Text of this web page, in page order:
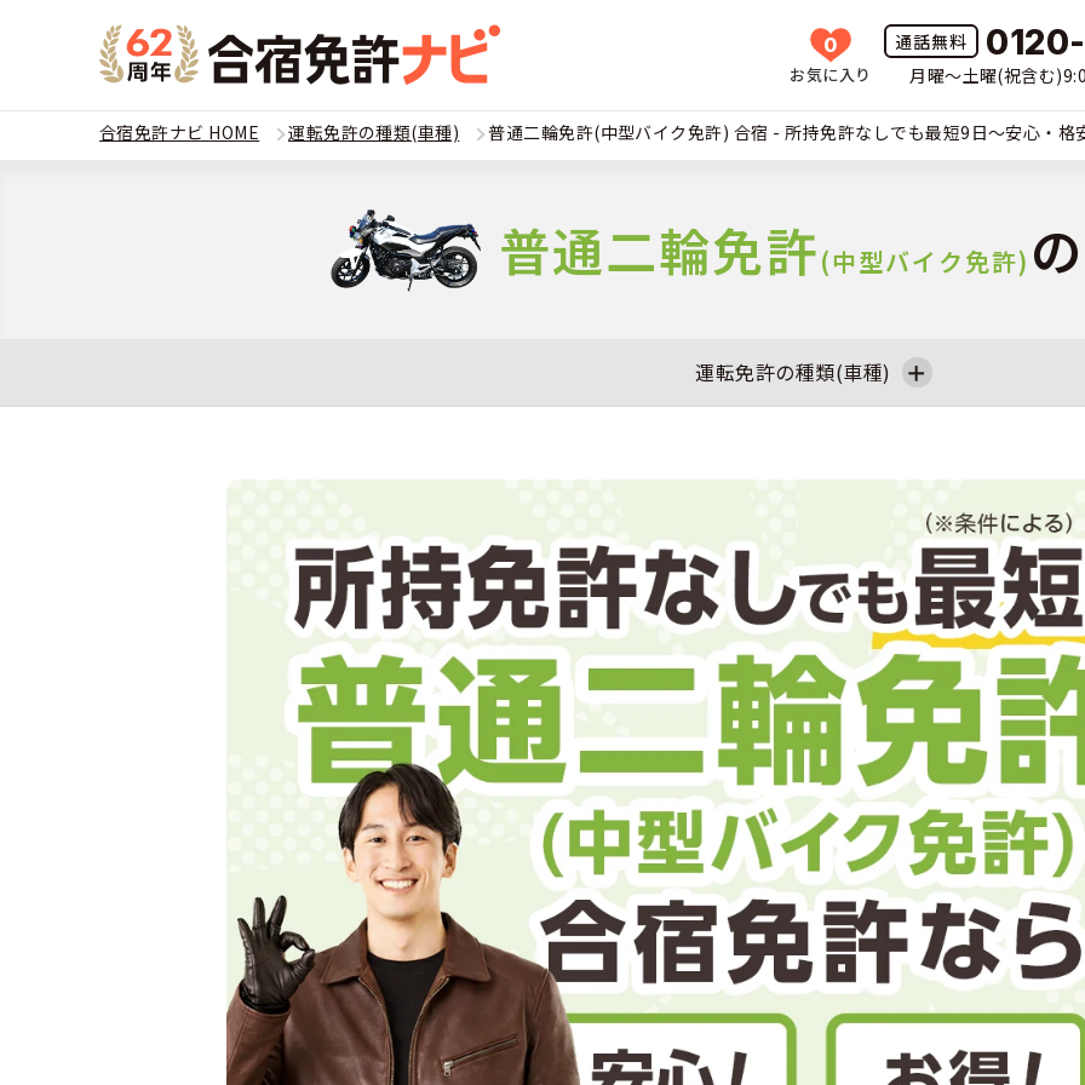
0
お気に入り 月曜〜土曜(祝含む
教習所一覧
運転免許の種類(車種)を選ぶ
中型車
大型車
大特
けん引
普通二種
中型二種
大型二種
運転免許の種類(車種)
特集ページ一覧
格安シーズン料金
出発地別おすすめ校
こだわり、テーマから探す
360度パノラマ教習所
教育訓練給付金制度
受験資格特例教習
お気に入りの教習所
安心・お得・早い・充実の合宿免許
合宿免許選びのアドバイス
合宿免許の入校までの流れ
合宿免許での免許取得の流れ
合宿免許一日の過ごし方
運転免許別モデルスケジュール
保護者の方へ
合宿に関わる料金について
合宿費用のお支払いについて
合宿免許に必要な持ち物
合宿免許で最短合格するには
高校生は運転免許を取れる？
免許取消・失効による再取得
冬・雪国の合宿免許は大丈夫？
みんなが選んだ合宿免許の条件
大型免許体験記
全国の運転免許試験場(免許センター)
本免学科試験問題に挑戦
会社情報・代表メッセージ
会社概要
会社沿革・歴史
登録商標
個人情報の取扱い
参加規定
特定商取引法に基づく表示
お気に入りの教習所一覧
運転者適性診断
0120-49-5522
入校申込
合宿免許ナビ HOME 運転免許の種類(車種) 普通二輪免許(中型バイク免許) 合宿 - 所持免許なしでも最短9日〜安心・格
普通二輪免許(中型バイク免許)
運転免許の種類(車種)
大型
大特 けん引 普通
中型二種 大型二種